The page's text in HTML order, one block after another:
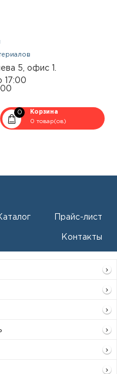
5, офис 1.
17:00
0
Корзина
0 товар(ов)
Прайс-лист
Контакты